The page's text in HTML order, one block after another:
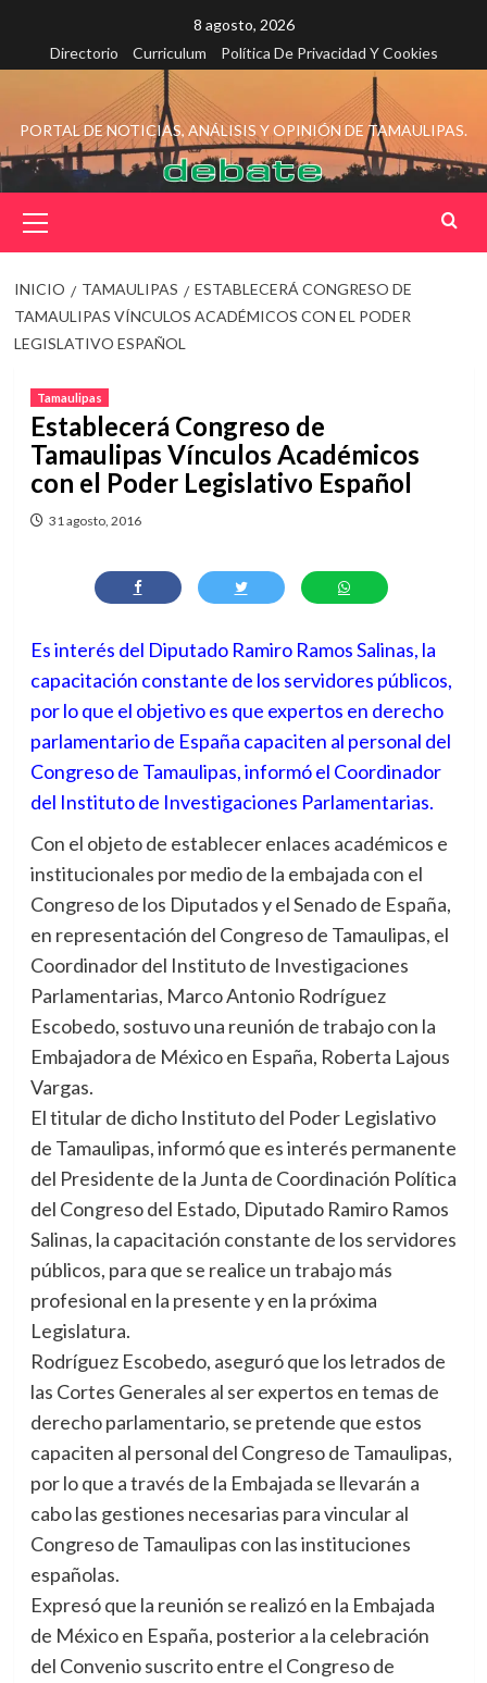
contenido
8 agosto, 2026
Directorio
Curriculum Política De Privacidad Y Cookies
PORTAL DE NOTICIAS, ANÁLISIS Y OPINIÓN DE TAMAULIPAS.
principal
INICIO TAMAULIPAS
ESTABLECERÁ CONGRESO DE
TAMAULIPAS VÍNCULOS ACADÉMICOS CON EL PODER
LEGISLATIVO ESPAÑOL
Tamaulipas
Establecerá Congreso de
Tamaulipas Vínculos Académicos
con el Poder Legislativo Español
31 agosto, 2016
Es interés del Diputado Ramiro Ramos Salinas, la
capacitación constante de los servidores públicos,
por lo que el objetivo es que expertos en derecho
parlamentario de España capaciten al personal del
Congreso de Tamaulipas, informó el Coordinador
del Instituto de Investigaciones Parlamentarias.
Con el objeto de establecer enlaces académicos e
institucionales por medio de la embajada con el
Congreso de los Diputados y el Senado de España,
en representación del Congreso de Tamaulipas, el
Coordinador del Instituto de Investigaciones
Parlamentarias, Marco Antonio Rodríguez
Escobedo, sostuvo una reunión de trabajo con la
Embajadora de México en España, Roberta Lajous
Vargas.
El titular de dicho Instituto del Poder Legislativo
de Tamaulipas, informó que es interés permanente
del Presidente de la Junta de Coordinación Política
del Congreso del Estado, Diputado Ramiro Ramos
Salinas, la capacitación constante de los servidores
públicos, para que se realice un trabajo más
profesional en la presente y en la próxima
Legislatura.
Rodríguez Escobedo, aseguró que los letrados de
las Cortes Generales al ser expertos en temas de
derecho parlamentario, se pretende que estos
capaciten al personal del Congreso de Tamaulipas,
por lo que a través de la Embajada se llevarán a
cabo las gestiones necesarias para vincular al
Congreso de Tamaulipas con las instituciones
españolas.
Expresó que la reunión se realizó en la Embajada
de México en España, posterior a la celebración
del Convenio suscrito entre el Congreso de